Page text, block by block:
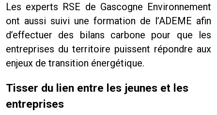
Les experts RSE de Gascogne Environnement
ont aussi suivi une formation de l’ADEME afin
d’effectuer des bilans carbone pour que les
entreprises du territoire puissent répondre aux
enjeux de transition énergétique.
Tisser du lien entre les jeunes et les
entreprises